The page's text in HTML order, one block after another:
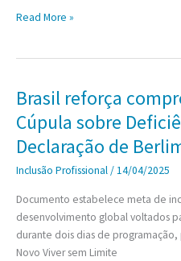
Comissão
o
Código
Brasileiro
Inclusão
reunindo
leis
sobre
pessoas
Read More »
Brasil reforça
Cúpula sobre
Declaração de
Inclusão Profissional/14/04/2025
Documento estabelece meta de
desenvolvimento global voltados
durante dois dias de
Novo Viver sem Limite